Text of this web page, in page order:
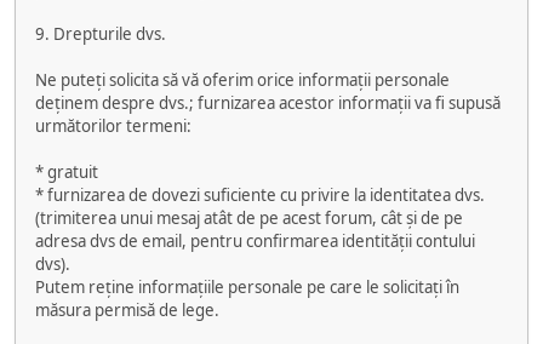
9. Drepturile dvs.
Ne puteți solicita să vă oferim orice informații personale
deținem despre dvs.; furnizarea acestor informații va fi supusă
următorilor termeni:
* gratuit
* furnizarea de dovezi suficiente cu privire la identitatea dvs.
(trimiterea unui mesaj atât de pe acest forum, cât și de pe
adresa dvs de email, pentru confirmarea identității contului
dvs).
Putem reține informațiile personale pe care le solicitați în
măsura permisă de lege.